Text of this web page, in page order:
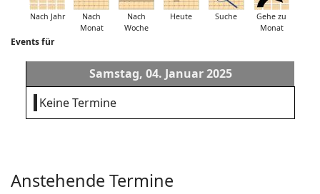
Nach Jahr
Nach
Monat
Nach
Woche
Heute Suche
Gehe zu
Monat
Events für
Samstag, 04. Januar 2025
Keine Termine
Anstehende Termine